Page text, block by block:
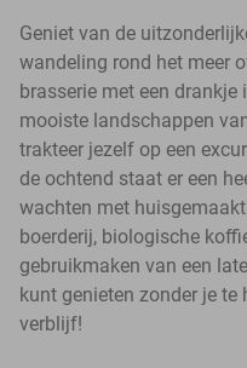
Geniet van de
wandeling rond het meer
brasserie met een
mooiste landschappen
trakteer jezelf op een
de ochtend staat er een
wachten met
boerderij, biologische
gebruikmaken van een
kunt genieten zonder je te
verblijf!